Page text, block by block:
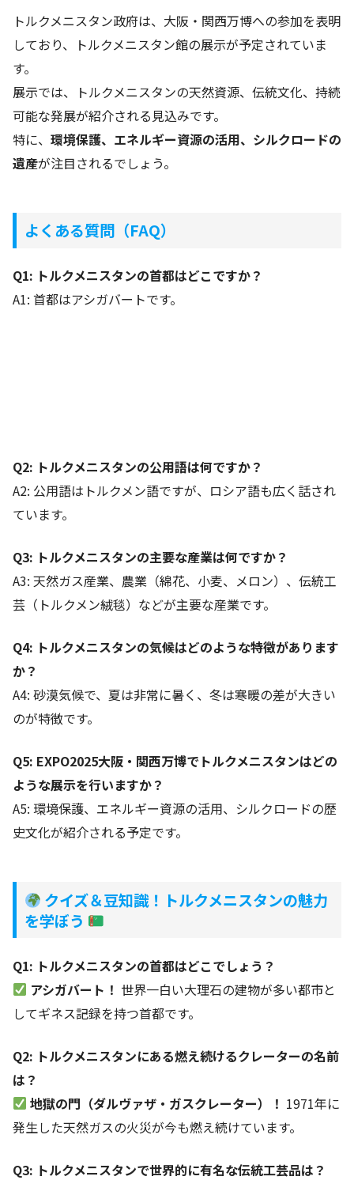
トルクメニスタン政府は、大阪・関西万博への参加を表明
しており、トルクメニスタン館の展示が予定されていま
す。
展示では、トルクメニスタンの天然資源、伝統文化、持続
可能な発展が紹介される見込みです。
特に、 環境保護、エネルギー資源の活用、シルクロードの
遺産が注目されるでしょう。
よくある質問（FAQ）
Q1: トルクメニスタンの首都はどこですか？
A1: 首都はアシガバートです。
Q2: トルクメニスタンの公用語は何ですか？
A2: 公用語はトルクメン語ですが、ロシア語も広く話され
ています。
Q3: トルクメニスタンの主要な産業は何ですか？
A3: 天然ガス産業、農業（綿花、小麦、メロン）、伝統工
芸（トルクメン絨毯）などが主要な産業です。
Q4: トルクメニスタンの気候はどのような特徴があります
か？
A4: 砂漠気候で、夏は非常に暑く、冬は寒暖の差が大きい
のが特徴です。
Q5: EXPO2025大阪・関西万博でトルクメニスタンはどの
ような展示を行いますか？
A5: 環境保護、エネルギー資源の活用、シルクロードの歴
史文化が紹介される予定です。
クイズ＆豆知識！トルクメニスタンの魅力
を学ぼう
Q1: トルクメニスタンの首都はどこでしょう？
アシガバート！ 世界一白い大理石の建物が多い都市と
してギネス記録を持つ首都です。
Q2: トルクメニスタンにある燃え続けるクレーターの名前
は？
地獄の門（ダルヴァザ・ガスクレーター）！ 1971年に
発生した天然ガスの火災が今も燃え続けています。
Q3: トルクメニスタンで世界的に有名な伝統工芸品は？